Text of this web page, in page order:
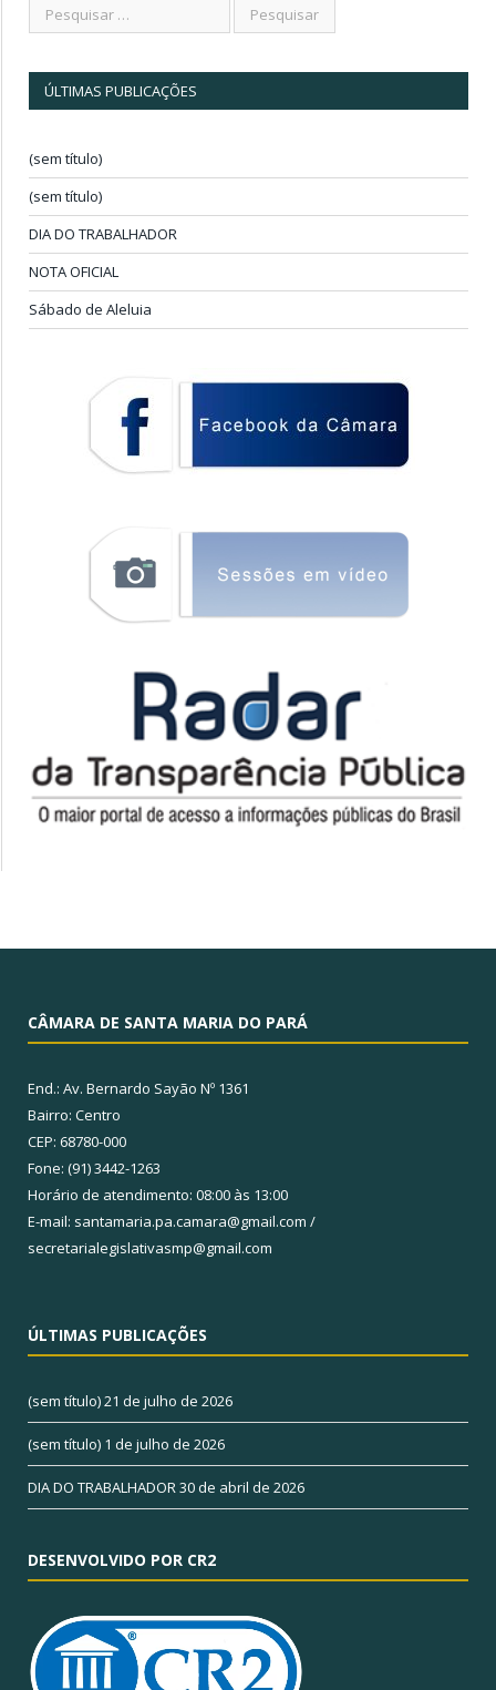
ÚLTIMAS PUBLICAÇÕES
(sem título)
(sem título)
DIA DO TRABALHADOR
NOTA OFICIAL
Sábado de Aleluia
CÂMARA DE SANTA MARIA DO PARÁ
End.: Av. Bernardo Sayão Nº 1361
Bairro: Centro
CEP: 68780-000
Fone: (91) 3442-1263
Horário de atendimento: 08:00 às 13:00
E-mail: santamaria.pa.camara@gmail.com /
secretarialegislativasmp@gmail.com
ÚLTIMAS PUBLICAÇÕES
(sem título)21 de julho de 2026
(sem título) 1 de julho de 2026
DIA DO TRABALHADOR30 de abril de 2026
DESENVOLVIDO POR CR2